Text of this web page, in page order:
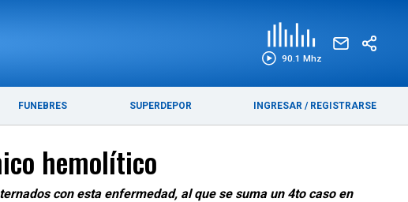
90.1 Mhz
FUNEBRES SUPERDEPOR INGRESAR / REGISTRARSE
MADRYN
hemolítico
con esta enfermedad, al que se suma un 4to caso en